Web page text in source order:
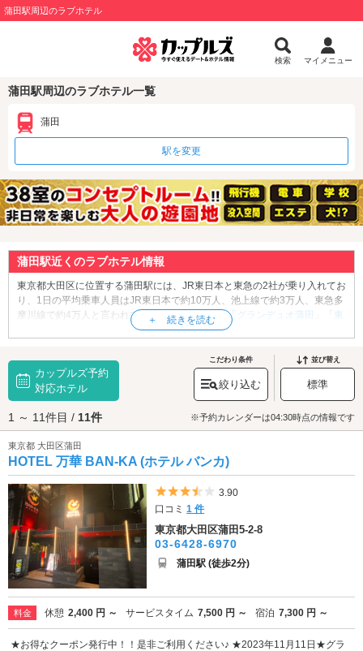
蒲田駅周辺のラブホテル
検索 マイメニュー
蒲田駅周辺のラブホテル一覧
蒲田
駅を変更
蒲田駅近くのラブホテル情報
東京都大田区に位置する蒲田駅には、JR東日本と東急の2社が乗り入れてお
り、1日の平均乗車人員はJR東日本で約10万人、池上線で約3万人、東急多
摩川線で約4万人と言われています。駅周辺には「 グランデュオ蒲田
東
」「蒲田西口商店街」などがあり、日中はショッピングを楽
人気のデートスポットで、蒲田駅の近隣には徒歩でアクセスできるエリア
に約15軒のラブホテルがあります。駅の周辺でお買い物や、飲み歩き・食
べ歩きデートを満喫したあとにも気軽にアクセスできるのが利点。SMをコ
ンセプトにした刺激的なお部屋のあるホテルや、露天風呂・岩盤浴付きの
ホテル、禁煙ルーム有のホテルなど蒲田駅の周辺にはコンセプトや入浴設
備、サービス内容にこだわったラブホテルがたくさんあります。グランデ
ュオ蒲田でお買い物をして、
たりの気分にぴったりなラブホテルを選んでひと息つきましょう。
ルズならお得なクーポンもご利用可能です。
カップルズ予約
対応ホテル
こだわり条件
絞り込む
並び替え
標準
1 ～ 11件目 / 11件 ※予約カレンダーは04:30時点の情報です
東京都 大田区蒲田
HOTEL 万華 BAN-KA (ホテル バンカ)
5つ星のうち3.5
3.90
口コミ1 件
東京都大田区蒲田5-2-8
03-6428-6970
蒲田駅 (徒歩2分)
料金 休憩 2,400 円 ～ サービスタイム 7,500 円 ～ 宿泊 7,300 円 ～
★お得なクーポン発行中！！是非ご利用ください♪ ★2023年11月11日★グラ